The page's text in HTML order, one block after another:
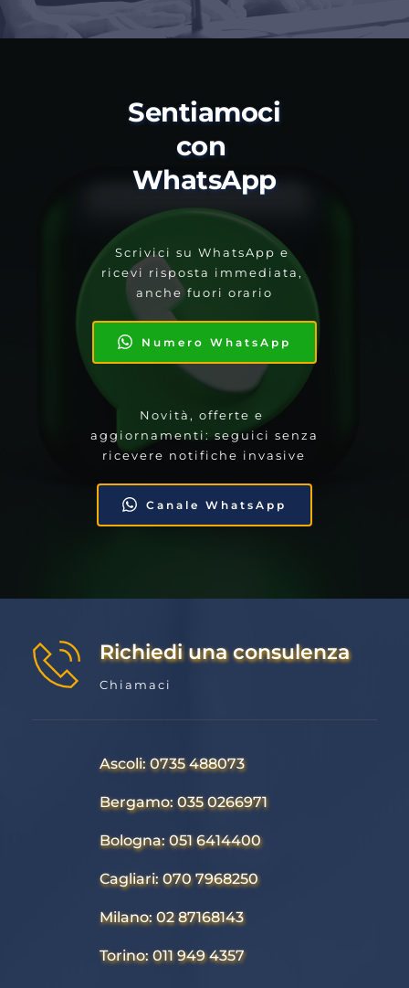
Sentiamoci
con
WhatsApp
Scrivici su WhatsApp e
ricevi risposta immediata,
anche fuori orario
Numero WhatsApp
Novità, offerte e
aggiornamenti: seguici senza
ricevere notifiche invasive
Canale WhatsApp
Richiedi una consulenza
Chiamaci
Ascoli: 0735 488073
Bergamo: 035 0266971
Bologna: 051 6414400
Cagliari: 070 7968250
Milano: 02 87168143
Torino: 011 949 4357